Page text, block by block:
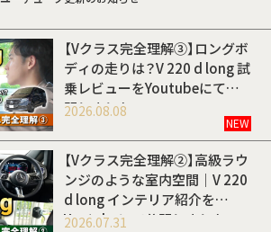
【Vクラス完全理解③】ロングボ
ディの走りは？V 220 d long 試
乗レビューをYoutubeにて公
開しました
2026.08.08
NEW
【Vクラス完全理解②】高級ラウ
ンジのような室内空間｜V 220
d long インテリア紹介を
Youtubeにて公開しました
2026.07.31